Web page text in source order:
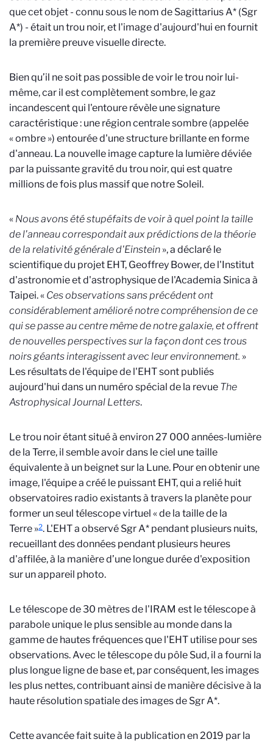
que cet objet - connu sous le nom de Sagittarius A* (Sgr
A*) - était un trou noir, et l'image d'aujourd'hui en fournit
la première preuve visuelle directe.
Bien qu’il ne soit pas possible de voir le trou noir lui-
même, car il est complètement sombre, le gaz
incandescent qui l'entoure révèle une signature
caractéristique : une région centrale sombre (appelée
« ombre ») entourée d'une structure brillante en forme
d'anneau. La nouvelle image capture la lumière déviée
par la puissante gravité du trou noir, qui est quatre
millions de fois plus massif que notre Soleil.
« Nous avons été stupéfaits de voir à quel point la taille
de l'anneau correspondait aux prédictions de la théorie
de la relativité générale d'Einstein », a déclaré le
scientifique du projet EHT, Geoffrey Bower, de l'Institut
d'astronomie et d'astrophysique de l'Academia Sinica à
Taipei. « Ces observations sans précédent ont
considérablement amélioré notre compréhension de ce
qui se passe au centre même de notre galaxie, et offrent
de nouvelles perspectives sur la façon dont ces trous
noirs géants interagissent avec leur environnement. »
Les résultats de l'équipe de l'EHT sont publiés
aujourd'hui dans un numéro spécial de la revue The
Astrophysical Journal Letters.
Le trou noir étant situé à environ 27 000 années-lumière
de la Terre, il semble avoir dans le ciel une taille
équivalente à un beignet sur la Lune. Pour en obtenir une
image, l'équipe a créé le puissant EHT, qui a relié huit
observatoires radio existants à travers la planète pour
former un seul télescope virtuel « de la taille de la
Terre »2. L'EHT a observé Sgr A* pendant plusieurs nuits,
recueillant des données pendant plusieurs heures
d'affilée, à la manière d’une longue durée d'exposition
sur un appareil photo.
Le télescope de 30 mètres de l'IRAM est le télescope à
parabole unique le plus sensible au monde dans la
gamme de hautes fréquences que l'EHT utilise pour ses
observations. Avec le télescope du pôle Sud, il a fourni la
plus longue ligne de base et, par conséquent, les images
les plus nettes, contribuant ainsi de manière décisive à la
haute résolution spatiale des images de Sgr A*.
Cette avancée fait suite à la publication en 2019 par la